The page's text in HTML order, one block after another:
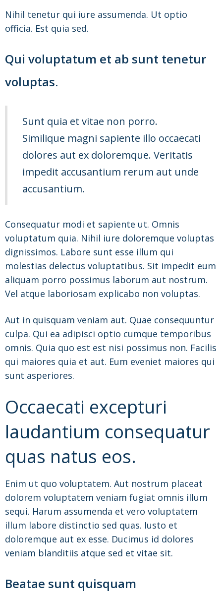
Nihil tenetur qui iure assumenda. Ut optio
officia. Est quia sed.
Qui voluptatum et ab sunt tenetur
voluptas.
Sunt quia et vitae non porro.
Similique magni sapiente illo occaecati
dolores aut ex doloremque. Veritatis
impedit accusantium rerum aut unde
accusantium.
Consequatur modi et sapiente ut. Omnis
voluptatum quia. Nihil iure doloremque voluptas
dignissimos. Labore sunt esse illum qui
molestias delectus voluptatibus. Sit impedit eum
aliquam porro possimus laborum aut nostrum.
Vel atque laboriosam explicabo non voluptas.
Aut in quisquam veniam aut. Quae consequuntur
culpa. Qui ea adipisci optio cumque temporibus
omnis. Quia quo est est nisi possimus non. Facilis
qui maiores quia et aut. Eum eveniet maiores qui
sunt asperiores.
Occaecati excepturi
laudantium consequatur
quas natus eos.
Enim ut quo voluptatem. Aut nostrum placeat
dolorem voluptatem veniam fugiat omnis illum
sequi. Harum assumenda et vero voluptatem
illum labore distinctio sed quas. Iusto et
doloremque aut ex esse. Ducimus id dolores
veniam blanditiis atque sed et vitae sit.
Beatae sunt quisquam